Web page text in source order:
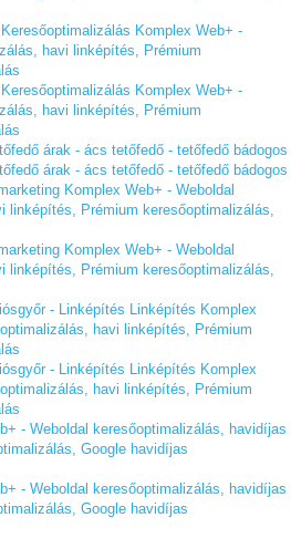
Komplex Web+ -
havi linképítés, Prémium
Komplex Web+ -
havi linképítés, Prémium
árak - ács tetőfedő - tetőfedő bádogos
árak - ács tetőfedő - tetőfedő bádogos
Komplex Web+ - Weboldal
linképítés, Prémium keresőoptimalizálás,
Komplex Web+ - Weboldal
linképítés, Prémium keresőoptimalizálás,
- Linképítés Linképítés Komplex
havi linképítés, Prémium
- Linképítés Linképítés Komplex
havi linképítés, Prémium
- Weboldal keresőoptimalizálás, havidíjas
Google havidíjas
- Weboldal keresőoptimalizálás, havidíjas
Google havidíjas